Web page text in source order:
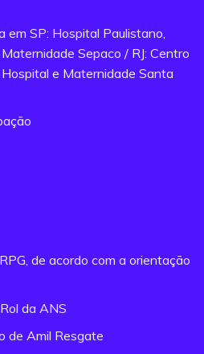
em SP: Hospital Paulistano,
Sepaco / RJ: Centro
e Maternidade Santa
de acordo com a orientação
da ANS
de Amil Resgate